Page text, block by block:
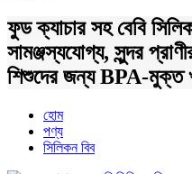
ফুড ক্যাচার সহ বেবি
সামঞ্জস্যযোগ্য, সুন্দর
শিশুদের জন্য BPA-মুক্ত
হোম
পণ্য
সিলিকন বিব